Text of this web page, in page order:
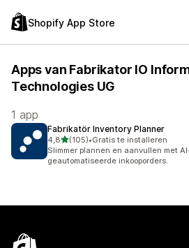
Shopify App Store
Apps van Fabrikator IO
Technologies UG
1 app
Fabrikatör Inventory Planner
4,8van 5 sterren
(105)
105 recensies in totaal
•Gratis te installeren
Slimmer plannen en aanvullen met
geautomatiseerde inkooporders.